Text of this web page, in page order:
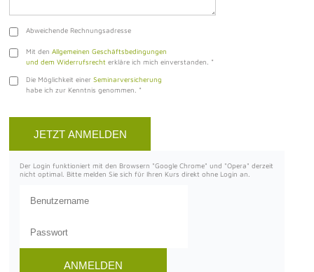
Abweichende Rechnungsadresse
Mit den Allgemeinen Geschäftsbedingungen
und dem Widerrufsrecht erkläre ich mich einverstanden. *
Die Möglichkeit einer Seminarversicherung
habe ich zur Kenntnis genommen. *
Der Login funktioniert mit den Browsern "Google Chrome" und "Opera" derzeit
nicht optimal. Bitte melden Sie sich für Ihren Kurs direkt ohne Login an.